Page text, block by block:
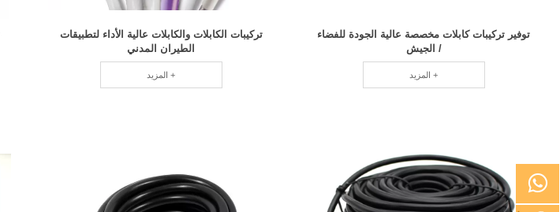
تركيبات الكابلات والكابلات عالية الأداء لتطبيقات
الطيران المدني
المزيد +
توفير تركيبات كابلات مخصصة عالية الجودة للفضاء
/ الجيش
المزيد +
